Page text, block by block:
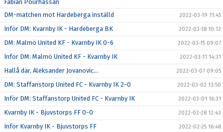
Fabian Pourhassan
DM-matchen mot Hardeberga inställd 2022-03-19 11:45
Inför DM: Kvarnby IK - Hardeberga BK 2022-03-18 10:12
DM: Malmö United KF - Kvarnby IK 0-6 2022-03-15 09:07
Inför DM: Malmö United KF - Kvarnby IK 2022-03-11 14:31
Hallå där, Aleksander Jovanovic... 2022-03-07 09:05
DM: Staffanstorp United FC - Kvarnby IK 2-0 2022-03-02 13:50
Inför DM: Staffanstorp United FC - Kvarnby IK 2022-03-01 16:31
Kvarnby IK - Bjuvstorps FF 0-0 2022-02-28 12:43
Inför Kvarnby IK - Bjuvstorps FF 2022-02-25 16:48